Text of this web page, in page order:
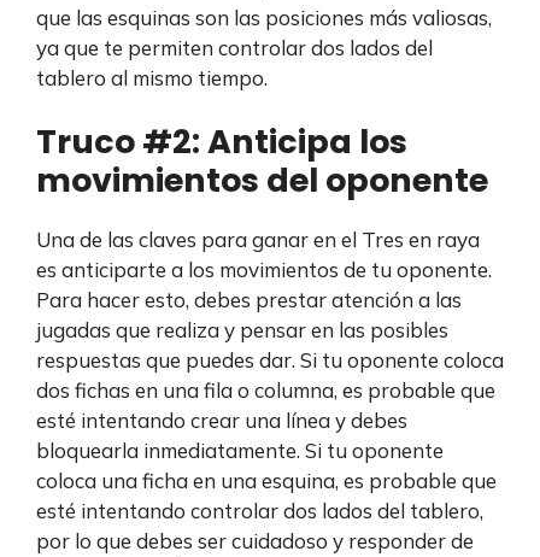
que las esquinas son las posiciones más valiosas,
ya que te permiten controlar dos lados del
tablero al mismo tiempo.
Truco #2: Anticipa los
movimientos del oponente
Una de las claves para ganar en el Tres en raya
es anticiparte a los movimientos de tu oponente.
Para hacer esto, debes prestar atención a las
jugadas que realiza y pensar en las posibles
respuestas que puedes dar. Si tu oponente coloca
dos fichas en una fila o columna, es probable que
esté intentando crear una línea y debes
bloquearla inmediatamente. Si tu oponente
coloca una ficha en una esquina, es probable que
esté intentando controlar dos lados del tablero,
por lo que debes ser cuidadoso y responder de